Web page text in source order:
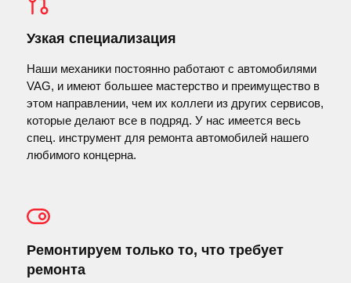
Узкая специализация
Наши механики постоянно работают с автомобилями
VAG, и имеют большее мастерство и преимущество в
этом направлении, чем их коллеги из других сервисов,
которые делают все в подряд. У нас имеется весь
спец. инструмент для ремонта автомобилей нашего
любимого концерна.
Ремонтируем только то, что требует
ремонта